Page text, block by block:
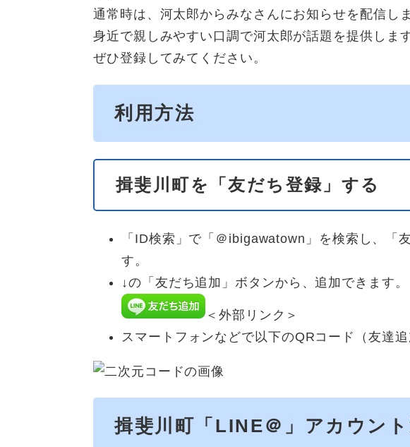
通常時は、河太郎からみなさんにお知らせを配信しま
身近で親しみやすい口調で河太郎が話題を提供します
ぜひ登録してみてください。
利用方法
揖斐川町を「友だち登録」する
「ID検索」で「＠ibigawatown」を検索し、「
す。
↓の「友だち追加」ボタンから、追加できます。
＜外部リンク＞
スマートフォンなどで以下のQRコード（友達
揖斐川町「LINE＠」アカウン